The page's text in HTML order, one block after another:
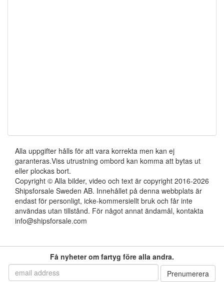
Alla uppgifter hålls för att vara korrekta men kan ej
garanteras.Viss utrustning ombord kan komma att bytas ut
eller plockas bort.
Copyright © Alla bilder, video och text är copyright 2016-2026
Shipsforsale Sweden AB. Innehållet på denna webbplats är
endast för personligt, icke-kommersiellt bruk och får inte
användas utan tillstånd. För något annat ändamål, kontakta
info@shipsforsale.com
Få nyheter om fartyg före alla andra.